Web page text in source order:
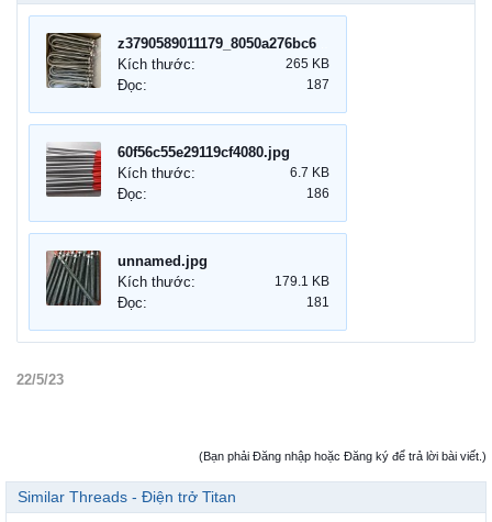
Kích thước: 265 KB
Đọc: 187
60f56c55e29119cf4080.jpg
Kích thước:
6.7 KB
Đọc: 186
unnamed.jpg
Kích thước:
179.1 KB
Đọc: 181
22/5/23
(Bạn phải Đăng nhập hoặc Đăng ký để trả lời bài viết.)
Similar Threads - Điện trở Titan